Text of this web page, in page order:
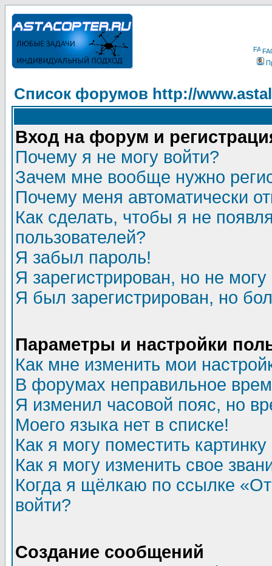
Список форумов http://
Вход на форум и
Почему я не могу войти?
Зачем мне вообще нужно
Почему меня автоматически
Как сделать, чтобы я не
пользователей?
Я забыл пароль!
Я зарегистрирован, но не могу
Я был зарегистрирован, но
Параметры и настройки
Как мне изменить мои
В форумах неправильное
Я изменил часовой пояс, но
Моего языка нет в списке!
Как я могу поместить
Как я могу изменить свое
Когда я щёлкаю по ссылке
войти?
Создание сообщений